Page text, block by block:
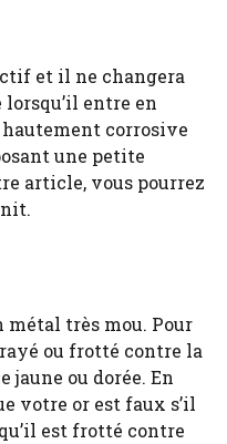
et il ne changera
lorsqu’il entre en
corrosive
une petite
article, vous pourrez
métal très mou. Pour
ou frotté contre la
jaune ou dorée. En
votre or est faux s’il
est frotté contre